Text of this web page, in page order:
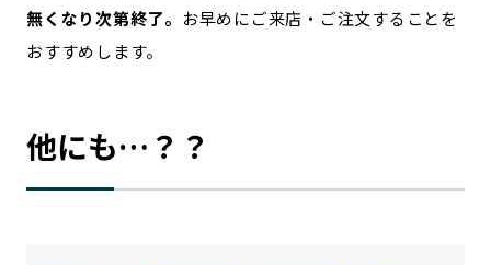
無くなり次第終了。 お早めにご来店・ご注文することを
おすすめします。
他にも…？？